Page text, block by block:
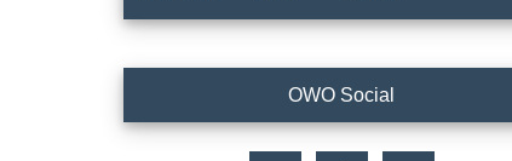
chính
OWO Social